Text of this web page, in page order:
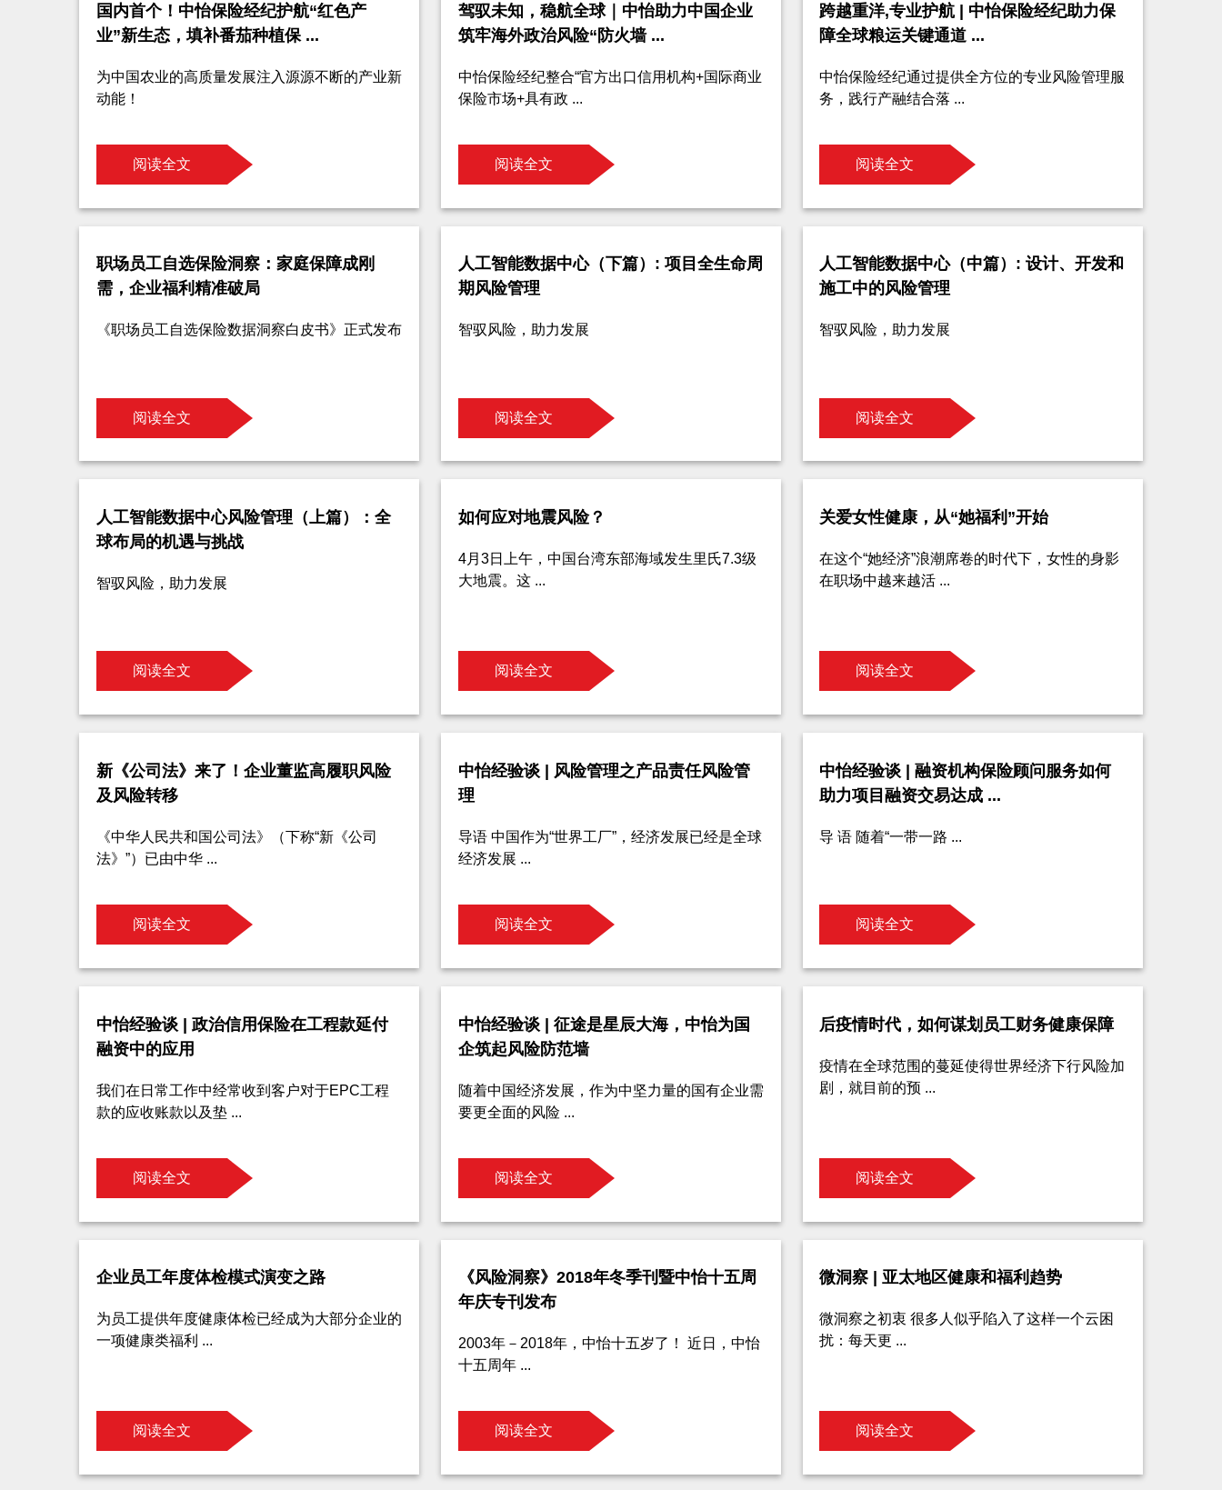
国内首个！中怡保险经纪护航“红色产
业”新生态，填补番茄种植保 ...
为中国农业的高质量发展注入源源不断的产业新
动能！
阅读全文
驾驭未知，稳航全球｜中怡助力中国企业
筑牢海外政治风险“防火墙 ...
中怡保险经纪整合“官方出口信用机构+国际商业
保险市场+具有政 ...
阅读全文
跨越重洋,专业护航 | 中怡保险经纪助力保
障全球粮运关键通道 ...
中怡保险经纪通过提供全方位的专业风险管理服
务，践行产融结合落 ...
阅读全文
职场员工自选保险洞察：家庭保障成刚
需，企业福利精准破局
《职场员工自选保险数据洞察白皮书》正式发布
阅读全文
人工智能数据中心（下篇）: 项目全生命周
期风险管理
智驭风险，助力发展
阅读全文
人工智能数据中心（中篇）: 设计、开发和
施工中的风险管理
智驭风险，助力发展
阅读全文
人工智能数据中心风险管理（上篇）：全
球布局的机遇与挑战
智驭风险，助力发展
阅读全文
如何应对地震风险？
4月3日上午，中国台湾东部海域发生里氏7.3级
大地震。这 ...
阅读全文
关爱女性健康，从“她福利”开始
在这个“她经济”浪潮席卷的时代下，女性的身影
在职场中越来越活 ...
阅读全文
新《公司法》来了！企业董监高履职风险
及风险转移
《中华人民共和国公司法》（下称“新《公司
法》”）已由中华 ...
阅读全文
中怡经验谈 | 风险管理之产品责任风险管
理
导语 中国作为“世界工厂”，经济发展已经是全球
经济发展 ...
阅读全文
中怡经验谈 | 融资机构保险顾问服务如何
助力项目融资交易达成 ...
导 语 随着“一带一路 ...
阅读全文
中怡经验谈 | 政治信用保险在工程款延付
融资中的应用
我们在日常工作中经常收到客户对于EPC工程
款的应收账款以及垫 ...
阅读全文
中怡经验谈 | 征途是星辰大海，中怡为国
企筑起风险防范墙
随着中国经济发展，作为中坚力量的国有企业需
要更全面的风险 ...
阅读全文
后疫情时代，如何谋划员工财务健康保障
疫情在全球范围的蔓延使得世界经济下行风险加
剧，就目前的预 ...
阅读全文
企业员工年度体检模式演变之路
为员工提供年度健康体检已经成为大部分企业的
一项健康类福利 ...
阅读全文
《风险洞察》2018年冬季刊暨中怡十五周
年庆专刊发布
2003年－2018年，中怡十五岁了！ 近日，中怡
十五周年 ...
阅读全文
微洞察 | 亚太地区健康和福利趋势
微洞察之初衷 很多人似乎陷入了这样一个云困
扰：每天更 ...
阅读全文